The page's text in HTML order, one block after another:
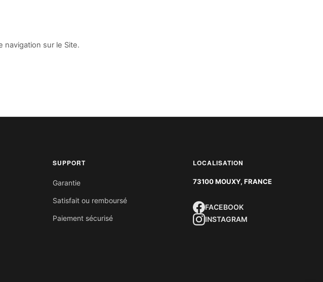
navigation sur le Site.
SUPPORT
Garantie
Satisfait ou remboursé
Paiement sécurisé
LOCALISATION
73100 MOUXY, FRANCE
FACEBOOK
INSTAGRAM